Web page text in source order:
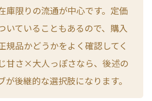
庫限りの流通が中心です。定価
いていることもあるので、購入
規品かどうかをよく確認してく
甘さ×大人っぽさなら、後述の
が後継的な選択肢になります。